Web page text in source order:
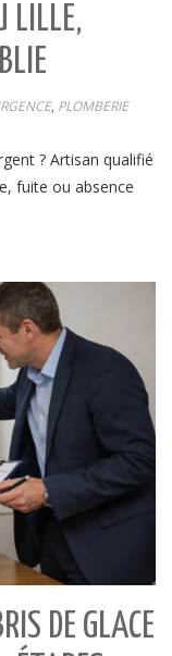
LILLE,
, PLOMBERIE
? Artisan qualifié
fuite ou absence
DE GLACE